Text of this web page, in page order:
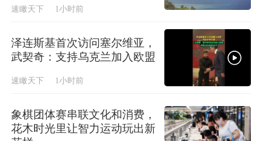
速瞰天下 1小时前
泽连斯基首次访问塞尔维亚，
武契奇：支持乌克兰加入欧盟
速瞰天下 1小时前
象棋团体赛串联文化和消费，
花木时光里让智力运动玩出新